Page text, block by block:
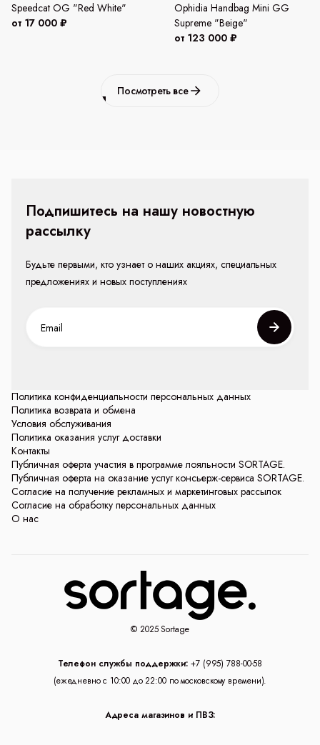
Speedcat OG "Red White"
от 17 000 ₽
Ophidia Handbag Mini GG
Supreme "Beige"
от 123 000 ₽
Посмотреть все
Политика конфиденциальности персональных данных
Политика возврата и обмена
Условия обслуживания
Политика оказания услуг доставки
Контакты
Публичная оферта участия в программе лояльности SORTAGE.
Публичная оферта на оказание услуг консьерж-сервиса SORTAGE.
Согласие на получение рекламных и маркетинговых рассылок
Согласие на обработку персональных данных
О нас
Подпишитесь на нашу новостную
рассылку
Будьте первыми, кто узнает о наших акциях, специальных
предложениях и новых поступлениях
© 2025 Sortage
Телефон службы поддержки: +7 (995) 788-00-58
(ежедневно с 10:00 до 22:00 по московскому времени).
Адреса магазинов и ПВЗ: